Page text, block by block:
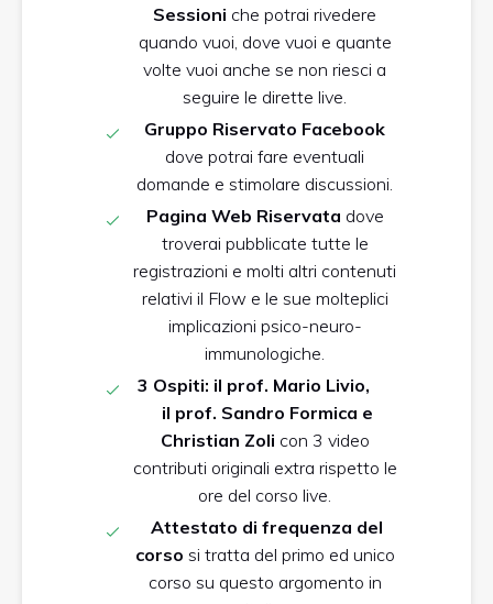
Sessioni che potrai rivedere
quando vuoi, dove vuoi e quante
volte vuoi anche se non riesci a
seguire le dirette live.
Gruppo Riservato Facebook
dove potrai fare eventuali
domande e stimolare discussioni.
Pagina Web Riservata dove
troverai pubblicate tutte le
registrazioni e molti altri contenuti
relativi il Flow e le sue molteplici
implicazioni psico-neuro-
immunologiche.
3 Ospiti: il prof. Mario Livio,
il prof. Sandro Formica e
Christian Zoli con 3 video
contributi originali extra rispetto le
ore del corso live.
Attestato di frequenza del
corso si tratta del primo ed unico
corso su questo argomento in